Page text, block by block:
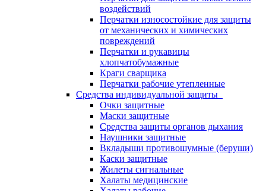
воздействий
Перчатки износостойкие для защиты
от механических и химических
повреждений
Перчатки и рукавицы
хлопчатобумажные
Краги сварщика
Перчатки рабочие утепленные
Средства индивидуальной защиты
Очки защитные
Маски защитные
Средства защиты органов дыхания
Наушники защитные
Вкладыши противошумные (беруши)
Каски защитные
Жилеты сигнальные
Халаты медицинские